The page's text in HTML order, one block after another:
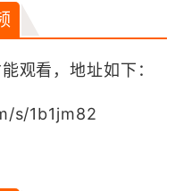
观看，地址如下：
s/1b1jm82